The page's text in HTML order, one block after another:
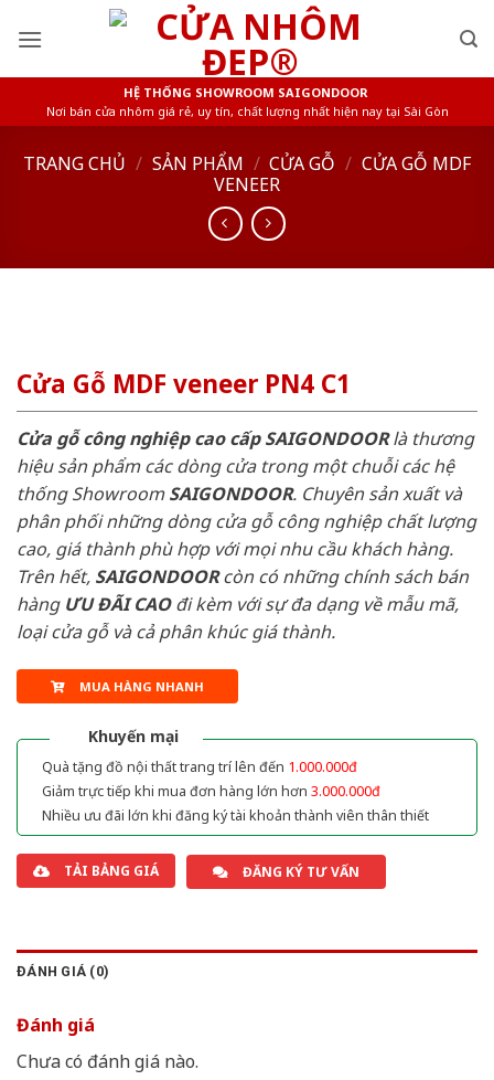
HỆ THỐNG SHOWROOM SAIGONDOOR
Nơi bán cửa nhôm giá rẻ, uy tín, chất lượng nhất hiện nay tại Sài Gòn
TRANG CHỦ / SẢN PHẨM / CỬA GỖ / CỬA GỖ MDF
VENEER
Cửa Gỗ MDF veneer PN4 C1
Cửa gỗ công nghiệp cao cấp SAIGONDOORlà thương
hiệu sản phẩm các dòng cửa trong một chuỗi các hệ
thống ShowroomSAIGONDOOR. Chuyên sản xuất và
phân phối những dòng cửa gỗ công nghiệp chất lượng
cao, giá thành phù hợp với mọi nhu cầu khách hàng.
Trên hết, SAIGONDOORcòn có những chính sách bán
hàng ƯU ĐÃI CAOđi kèm với sự đa dạng về mẫu mã,
loại cửa gỗ và cả phân khúc giá thành.
MUA HÀNG NHANH
Khuyến mại
Quà tặng đồ nội thất trang trí lên đến 1.000.000đ
Giảm trực tiếp khi mua đơn hàng lớn hơn 3.000.000đ
Nhiều ưu đãi lớn khi đăng ký tài khoản thành viên thân thiết
TẢI BẢNG GIÁ ĐĂNG KÝ TƯ VẤN
ĐÁNH GIÁ (0)
Đánh giá
Chưa có đánh giá nào.